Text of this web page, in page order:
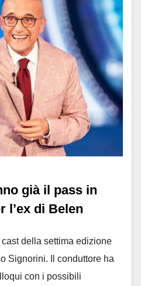
già il pass in
l’ex di Belen
della settima edizione
Signorini. Il conduttore ha
con i possibili